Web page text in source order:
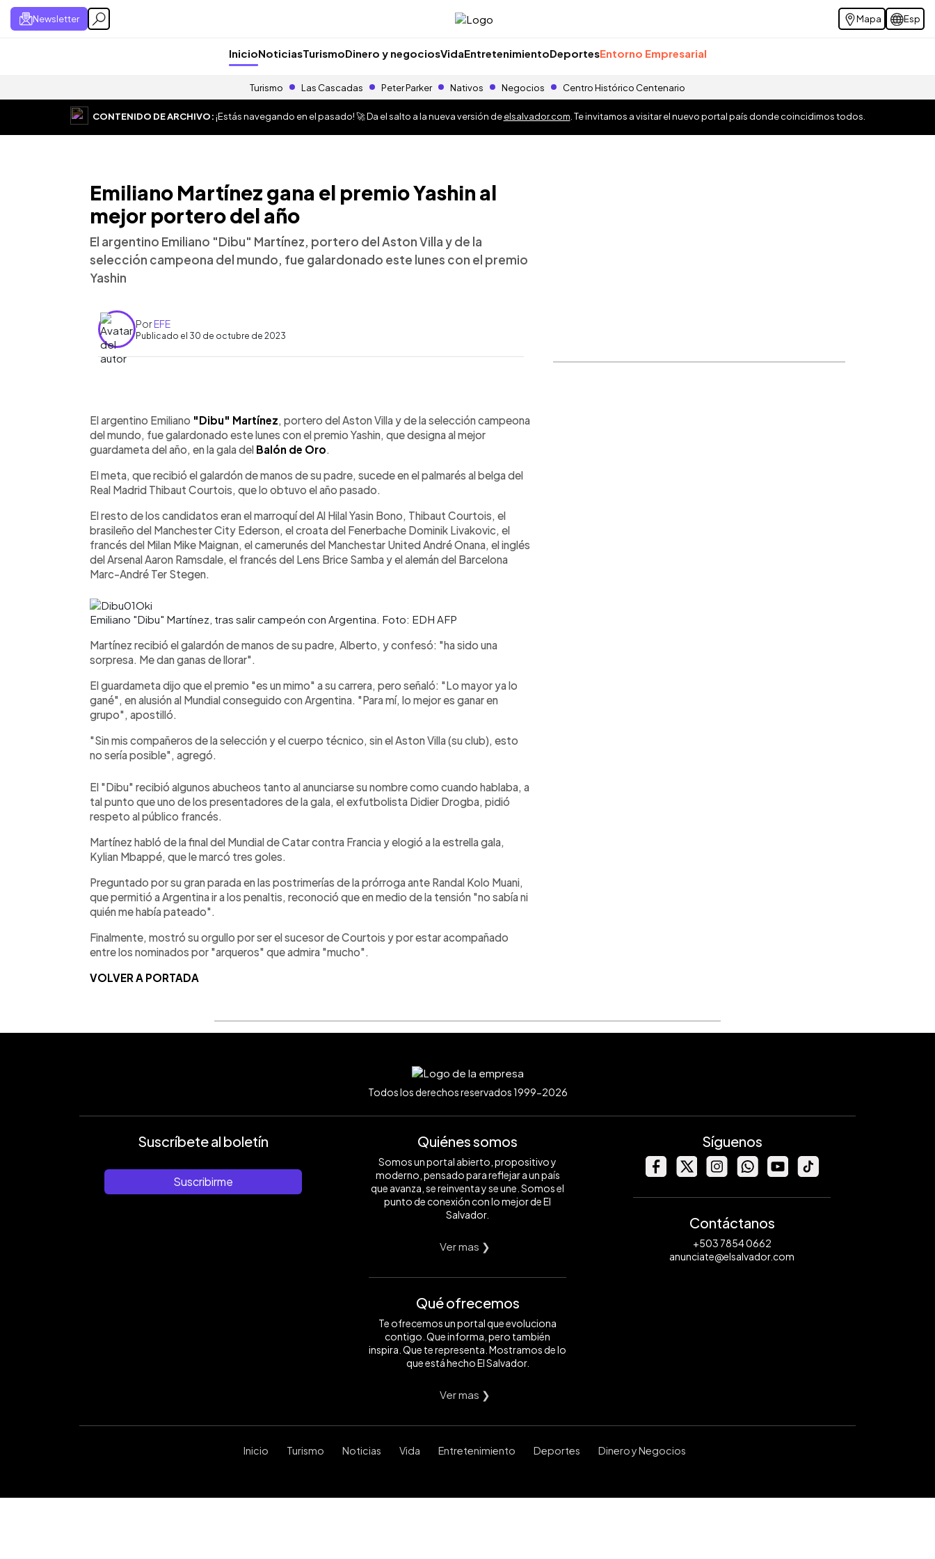
Newsletter Mapa Esp
InicioNoticiasTurismoDinero y negociosVidaEntretenimientoDeportesEntorno Empresarial
Turismo Las Cascadas Peter Parker Nativos Negocios Centro Histórico Centenario
CONTENIDO DE ARCHIVO:¡Estás navegando en el pasado! 🚀 Da el salto a la nueva versión deelsalvador.com . Te invitamos a visitar el nuevo portal país donde coincidimos todos.
Emiliano Martínez gana el premio Yashin al
mejor portero del año
El argentino Emiliano "Dibu" Martínez, portero del Aston Villa y de la
selección campeona del mundo, fue galardonado este lunes con el premio
Yashin
PorEFE
Publicado el 30 de octubre de 2023
► Escuchar artículo
El argentino Emiliano "Dibu" Martínez, portero del Aston Villa y de la selección campeona
del mundo, fue galardonado este lunes con el premio Yashin, que designa al mejor
guardameta del año, en la gala del Balón de Oro.
El meta, que recibió el galardón de manos de su padre, sucede en el palmarés al belga del
Real Madrid Thibaut Courtois, que lo obtuvo el año pasado.
El resto de los candidatos eran el marroquí del Al Hilal Yasin Bono, Thibaut Courtois, el
brasileño del Manchester City Ederson, el croata del Fenerbache Dominik Livakovic, el
francés del Milan Mike Maignan, el camerunés del Manchestar United André Onana, el inglés
del Arsenal Aaron Ramsdale, el francés del Lens Brice Samba y el alemán del Barcelona
Marc-André Ter Stegen.
Emiliano "Dibu" Martínez, tras salir campeón con Argentina. Foto: EDH AFP
Martínez recibió el galardón de manos de su padre, Alberto, y confesó: "ha sido una
sorpresa. Me dan ganas de llorar".
El guardameta dijo que el premio "es un mimo" a su carrera, pero señaló: "Lo mayor ya lo
gané", en alusión al Mundial conseguido con Argentina. "Para mí, lo mejor es ganar en
grupo", apostilló.
"Sin mis compañeros de la selección y el cuerpo técnico, sin el Aston Villa (su club), esto
no sería posible", agregó.
El "Dibu" recibió algunos abucheos tanto al anunciarse su nombre como cuando hablaba, a
tal punto que uno de los presentadores de la gala, el exfutbolista Didier Drogba, pidió
respeto al público francés.
Martínez habló de la final del Mundial de Catar contra Francia y elogió a la estrella gala,
Kylian Mbappé, que le marcó tres goles.
Preguntado por su gran parada en las postrimerías de la prórroga ante Randal Kolo Muani,
que permitió a Argentina ir a los penaltis, reconoció que en medio de la tensión "no sabía ni
quién me había pateado".
Finalmente, mostró su orgullo por ser el sucesor de Courtois y por estar acompañado
entre los nominados por "arqueros" que admira "mucho".
VOLVER A PORTADA
Todos los derechos reservados 1999-2026
Suscríbete al boletín
Suscribirme
Quiénes somos
Somos un portal abierto, propositivo y
moderno, pensado para reflejar a un país
que avanza, se reinventa y se une. Somos el
punto de conexión con lo mejor de El
Salvador.
Ver mas ❯
Qué ofrecemos
Te ofrecemos un portal que evoluciona
contigo. Que informa, pero también
inspira. Que te representa. Mostramos de lo
que está hecho El Salvador.
Ver mas ❯
Síguenos
Contáctanos
+503 7854 0662
anunciate@elsalvador.com
Inicio Turismo Noticias Vida Entretenimiento Deportes Dinero y Negocios